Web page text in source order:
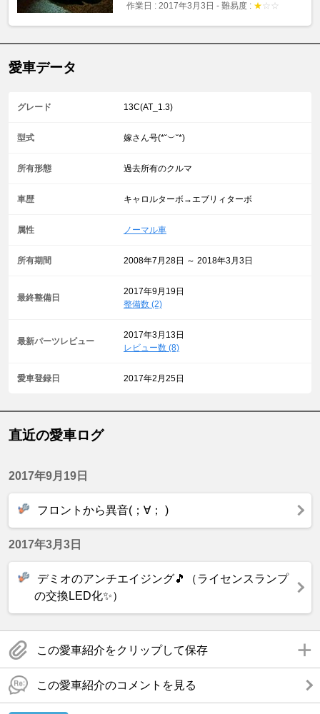
作業日 : 2017年3月3日 - 難易度 : ★ ☆ ☆
愛車データ
グレード 13C(AT_1.3)
型式 嫁さん号(*˘︶˘*)
所有形態 過去所有のクルマ
車歴 キャロルターボ→エブリィターボ
属性 ノーマル車
所有期間 2008年7月28日 ～ 2018年3月3日
最終整備日
2017年9月19日
整備数 (2)
最新パーツレビュー
2017年3月13日
レビュー数 (8)
愛車登録日 2017年2月25日
直近の愛車ログ
2017年9月19日
フロントから異音(；∀； )
2017年3月3日
デミオのアンチエイジング🎵（ライセンスランプ
の交換LED化✨）
この愛車紹介をクリップして保存
この愛車紹介のコメントを見る